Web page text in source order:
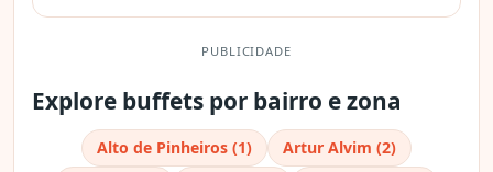
PUBLICIDADE
Explore buffets por bairro e zona
Alto de Pinheiros (1)
Artur Alvim (2)